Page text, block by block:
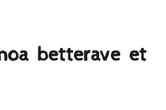
betterave et